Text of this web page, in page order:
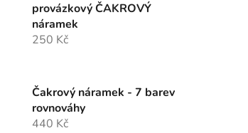
provázkový ČAKROVÝ
náramek
250 Kč
Čakrový náramek - 7 barev
rovnováhy
440 Kč